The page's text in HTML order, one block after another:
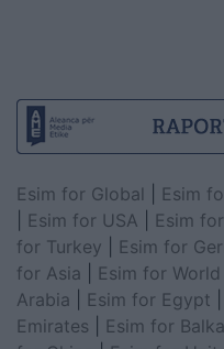
Esim for Global Esim
Esim for USA Esim
for Turkey
Esim for
for Asia
Esim for
Arabia
Esim for Egypt
Emirates
Esim for